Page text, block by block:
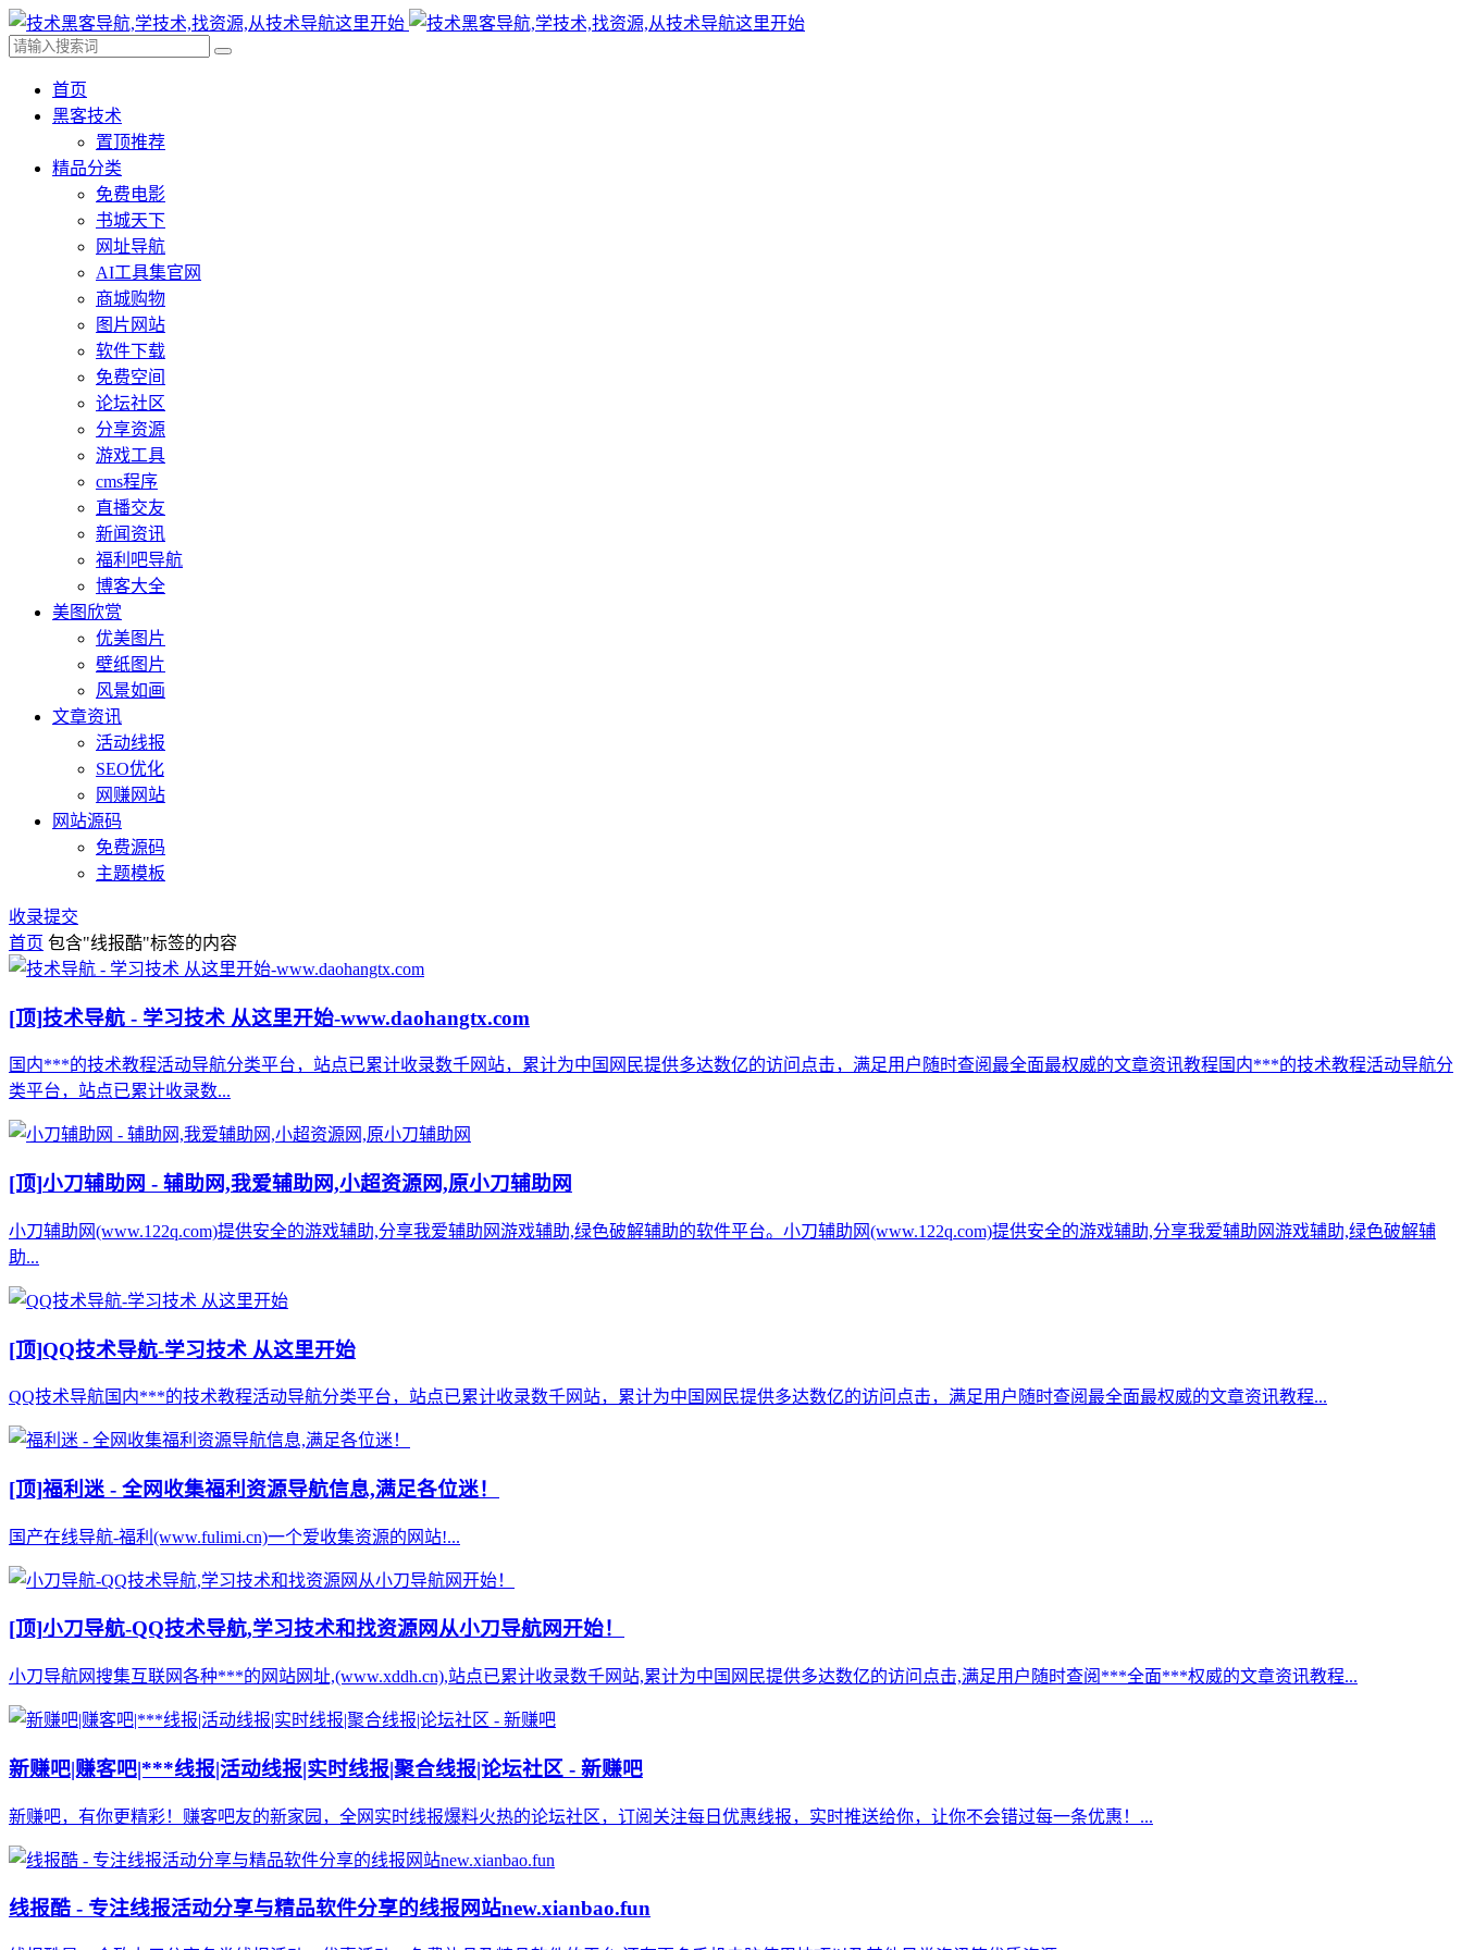
首页
黑客技术
置顶推荐
精品分类
免费电影
书城天下
网址导航
AI工具集官网
商城购物
图片网站
软件下载
免费空间
论坛社区
分享资源
游戏工具
cms程序
直播交友
新闻资讯
福利吧导航
博客大全
美图欣赏
优美图片
壁纸图片
风景如画
文章资讯
活动线报
SEO优化
网赚网站
网站源码
免费源码
主题模板
收录提交
首页 包含"线报酷"标签的内容
[顶]技术导航 - 学习技术 从这里开始-www.daohangtx.com
国内***的技术教程活动导航分类平台，站点已累计收录数千网站，累计为中国网民提供多达数亿的访问点击，满足用户随时查阅最全面最权威的文章资讯教程国内***的技术教程活动导航分
类平台，站点已累计收录数...
[顶]小刀辅助网 - 辅助网,我爱辅助网,小超资源网,原小刀辅助网
小刀辅助网(www.122q.com)提供安全的游戏辅助,分享我爱辅助网游戏辅助,绿色破解辅助的软件平台。小刀辅助网(www.122q.com)提供安全的游戏辅助,分享我爱辅助网游戏辅助,绿色破解辅
助...
[顶]QQ技术导航-学习技术 从这里开始
QQ技术导航国内***的技术教程活动导航分类平台，站点已累计收录数千网站，累计为中国网民提供多达数亿的访问点击，满足用户随时查阅最全面最权威的文章资讯教程...
[顶]福利迷 - 全网收集福利资源导航信息,满足各位迷！
国产在线导航-福利(www.fulimi.cn)一个爱收集资源的网站!...
[顶]小刀导航-QQ技术导航,学习技术和找资源网从小刀导航网开始！
小刀导航网搜集互联网各种***的网站网址,(www.xddh.cn),站点已累计收录数千网站,累计为中国网民提供多达数亿的访问点击,满足用户随时查阅***全面***权威的文章资讯教程...
新赚吧|赚客吧|***线报|活动线报|实时线报|聚合线报|论坛社区 - 新赚吧
新赚吧，有你更精彩！赚客吧友的新家园，全网实时线报爆料火热的论坛社区，订阅关注每日优惠线报，实时推送给你，让你不会错过每一条优惠！...
线报酷 - 专注线报活动分享与精品软件分享的线报网站new.xianbao.fun